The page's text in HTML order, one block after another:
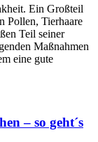
Ein Großteil
Pollen, Tierhaare
Teil seiner
Maßnahmen
eine gute
– so geht´s